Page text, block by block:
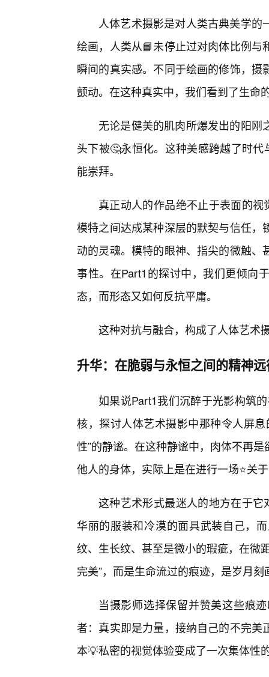
人体艺术摄影是对人类古典美学
绘画，人类从📘未停止过对肉体比例
瞬间的真实感。不同于绘画的修饰，
颤动。在这种真实中，我们看到了生命
无论是健美的肌肉所爆发出的阳
头下被🤔永恒化。这种美感跨越了时
能崇拜。
真正动人的作品绝不止于表面的视
模特之间达成某种深层的默契与信任
动的灵魂。模特的眼神、指尖的微触
事性。在Part1的探讨中，我们更倾
态，而形态又如何反抗平庸。
这种对抗与融合，构成了人体艺术
升华：在脆弱与永恒之间的精神
如果说Part1我们沉醉于光影构筑
核，探讨人体艺术摄影中那种令人屏
性”的静谧。在这种静谧中，肉体不再
他人的身体，实际上是在进行一场⭐关
这种艺术形式最迷人的地方在于它
华丽的服装和冷漠的面具武装自己，
纹、生长纹、甚至是微小的瑕疵，在微
完美”，而是生命流过的痕迹，是岁月
当摄影师选择保留并赞美这些痕
者：真实即是力量，接纳自己的不完
本💡私密的视觉体验变成了一次集体性